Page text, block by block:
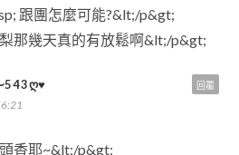
跟團怎麼可能?&lt;/p&gt;
那幾天真的有放鬆啊&lt;/p&gt;
543Ღ♥
香耶~&lt;/p&gt;
回覆